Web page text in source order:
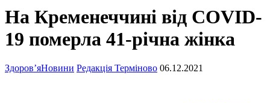
На Кременеччині від COVID-
19 померла 41-річна жінка
Здоров’яНовини Редакція Терміново 06.12.2021